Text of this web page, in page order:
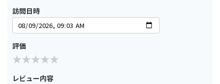
訪問日時
評価
レビュー内容